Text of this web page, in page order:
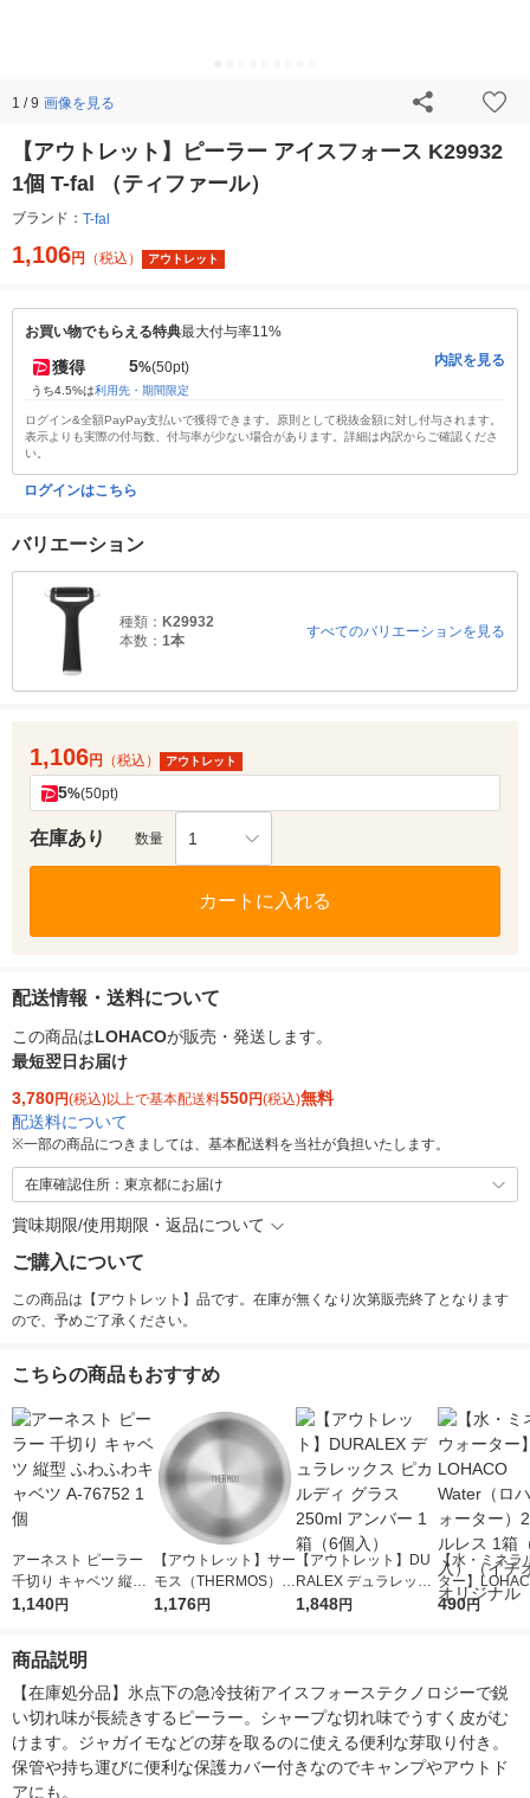
1 / 9 画像を見る
【アウトレット】ピーラー アイスフォース K29932
1個 T-fal （ティファール）
ブランド： T-fal
1,106円 （税込） アウトレット
お買い物でもらえる特典最大付与率11%
獲得 5%(50pt)
うち4.5%は利用先・期間限定
内訳を見る
ログイン&全額PayPay支払いで獲得できます。原則として税抜金額に対し付与されます。
表示よりも実際の付与数、付与率が少ない場合があります。詳細は内訳からご確認くださ
い。
ログインはこちら
バリエーション
種類： K29932
本数： 1本
すべてのバリエーションを見る
1,106円 （税込） アウトレット
5%(50pt)
在庫あり 数量 1
カートに入れる
配送情報・送料について
この商品はLOHACOが販売・発送します。
最短翌日お届け
3,780円(税込)以上で基本配送料550円(税込)無料
配送料について
※一部の商品につきましては、基本配送料を当社が負担いたします。
在庫確認住所：東京都にお届け
賞味期限/使用期限・返品について
ご購入について
この商品は【アウトレット】品です。在庫が無くなり次第販売終了となります
ので、予めご了承ください。
こちらの商品もおすすめ
アーネスト ピーラー
千切り キャベツ 縦型
ふわふわキャベツ A-7
1,140円
【アウトレット】サー
モス（THERMOS）
真空断熱ステンレスボ
1,176円
【アウトレット】DU
RALEX デュラレック
ス ピカルディ グラス
1,848円
【水・ミネラ
ター】
r（ロハコウ
490円
商品説明
【在庫処分品】氷点下の急冷技術アイスフォーステクノロジーで鋭
い切れ味が長続きするピーラー。シャープな切れ味でうすく皮がむ
けます。ジャガイモなどの芽を取るのに使える便利な芽取り付き。
保管や持ち運びに便利な保護カバー付きなのでキャンプやアウトド
アにも。